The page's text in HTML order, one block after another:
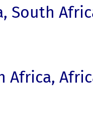
South
Africa,